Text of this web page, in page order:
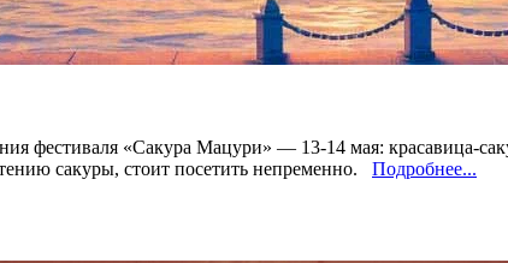
фестиваля «Сакура Мацури» — 13-14 мая: красавица-
сакуры, стоит посетить непременно. Подробнее...